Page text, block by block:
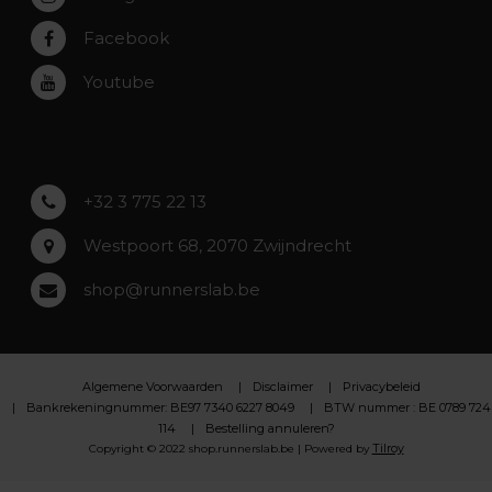
Rumst
Roeselare
Asse
Facebook
Youtube
+32 3 775 22 13
Westpoort 68, 2070 Zwijndrecht
shop@runnerslab.be
Algemene Voorwaarden Disclaimer
Privacybeleid
Bankrekeningnummer: BE97 7340 6227 8049
BTW nummer : BE 0789 724
114
Bestelling annuleren?
Copyright © 2022 shop.runnerslab.be | Powered by Tilroy